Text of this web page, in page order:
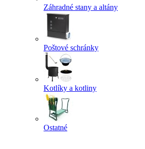
Záhradné stany a altány
Poštové schránky
Kotlíky a kotliny
Ostatné